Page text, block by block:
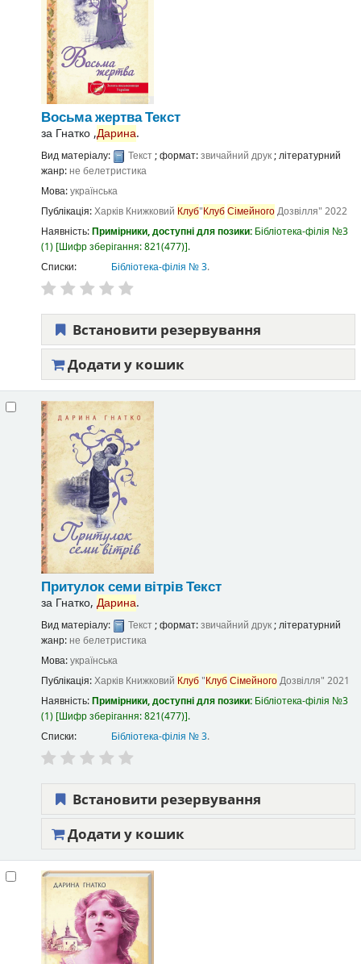
Восьма жертваТекст
за Гнатко ,Дарина.
Вид матеріалу: Текст; формат:звичайний друк; літературний
жанр:не белетристика
Мова:українська
Публікація:Харків Книжковий Клуб"КлубСімейногоДозвілля" 2022
Наявність:Примірники, доступні для позики: Бібліотека-філія №3
(1) Шифр зберігання:821(477) .
Списки:
Бібліотека-філія № 3.
Встановити резервування
Додати у кошик
Притулок семи вітрівТекст
за Гнатко, Дарина.
Вид матеріалу: Текст; формат:звичайний друк; літературний
жанр: не белетристика
Мова:українська
Публікація:Харків Книжковий Клуб"КлубСімейногоДозвілля" 2021
Наявність:Примірники, доступні для позики: Бібліотека-філія №3
(1) Шифр зберігання:821(477) .
Списки:
Бібліотека-філія № 3.
Встановити резервування
Додати у кошик